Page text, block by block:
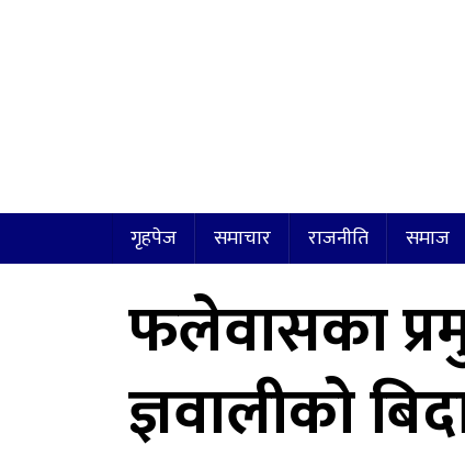
गृहपेज समाचार राजनीति समाज
फलेवासका
ज्ञवालीको